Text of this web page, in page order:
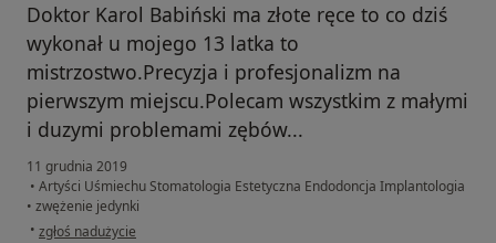
Doktor Karol Babiński ma złote ręce to co dziś
wykonał u mojego 13 latka to
mistrzostwo.Precyzja i profesjonalizm na
pierwszym miejscu.Polecam wszystkim z małymi
i duzymi problemami zębów...
11 grudnia 2019
• Artyści Uśmiechu Stomatologia Estetyczna Endodoncja Implantologia
• zwężenie jedynki
• w opinii użytkownika Monika B.
zgłoś nadużycie